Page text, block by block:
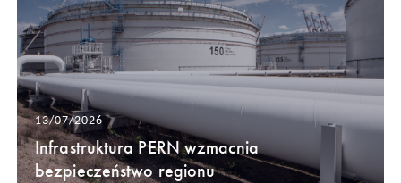
13/07/2026
Infrastruktura PERN wzmacnia
bezpieczeństwo regionu